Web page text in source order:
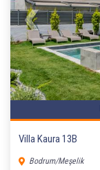
Villa Kaura 13B
Bodrum/Meşelik